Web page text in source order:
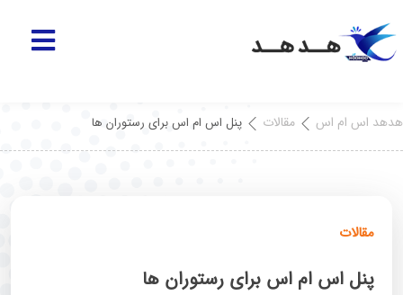
هدهد اس ام اس مقالات پنل اس ام اس برای رستوران ها
مقالات
پنل اس ام اس برای رستوران ها